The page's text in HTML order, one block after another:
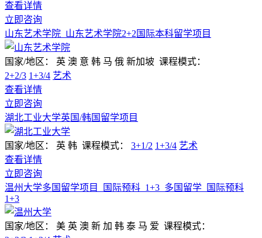
查看详情
立即咨询
山东艺术学院_山东艺术学院2+2国际本科留学项目
国家/地区： 英 澳 意 韩 马 俄 新加坡 课程模式：
2+2/3 1+3/4 艺术
查看详情
立即咨询
湖北工业大学英国/韩国留学项目
国家/地区： 英 韩 课程模式： 3+1/2 1+3/4 艺术
查看详情
立即咨询
温州大学多国留学项目_国际预科_1+3_多国留学_国际预科
1+3
国家/地区： 美 英 澳 新 加 韩 泰 马 爱 课程模式：